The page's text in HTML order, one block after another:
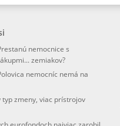
nemocnice s
zemiakov?
nemocníc nemá na
typ zmeny, viac prístrojov